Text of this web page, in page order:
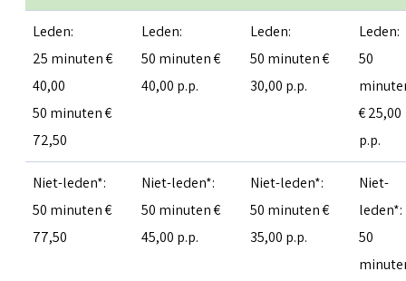
Leden:
25 minuten €
40,00
50 minuten €
72,50
Leden:
50 minuten €
40,00 p.p.
Leden:
50 minuten €
30,00 p.p.
Leden:
50
€ 25,00
p.p.
Niet-leden*:
50 minuten €
77,50
Niet-leden*:
50 minuten €
45,00 p.p.
Niet-leden*:
50 minuten €
35,00 p.p.
Niet-
leden*:
50